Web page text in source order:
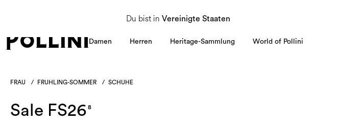
Du bist in Vereinigte Staaten
NUTZEN SIE DEN SALE UND ENTDECKEN SIE DIE NEUE HERBST/WINTER 2026 KOLLEKTION. Vom 8. bis 16. August ist
Damen Herren Heritage-Sammlung World of Pollini
FRAU / FRUHLING-SOMMER / SCHUHE
Sale FS26 8